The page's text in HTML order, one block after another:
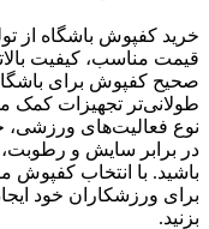
خرید کفپوش باشگاه از
قیمت مناسب، کیفیت
صحیح کفپوش برای
طولانی‌تر تجهیزات کمک
نوع فعالیت‌های
در برابر سایش و رطوبت،
باشید. با انتخاب کفپوش
برای ورزشکاران خود
بزنید.